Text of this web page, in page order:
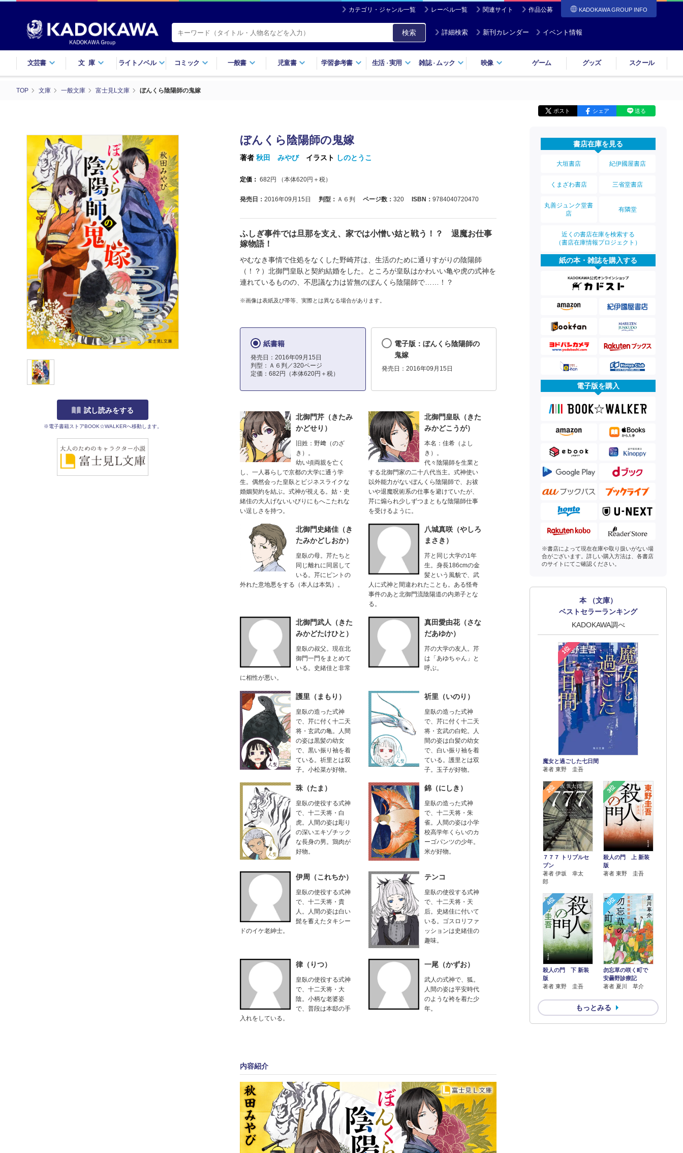
カテゴリ・ジャンル一覧 レーベル一覧 関連サイト 作品公募 KADOKAWA GROUP INFO
検索 詳細検索 新刊カレンダー イベント情報
文芸書 文庫 ライトノベル コミック 一般書 児童書 学習参考書 生活・実用 雑誌・ ムック 映像 ゲーム グッズ スクール
TOP 文庫 一般文庫 富士見L文庫 ぼんくら陰陽師の鬼嫁
ポスト シェア 送る
試し読みをする
※電子書籍ストアBOOK☆WALKERへ移動します。
ぼんくら陰陽師の鬼嫁
著者 秋田 みやび イラスト しのとうこ
定価： 682 円 （本体620円＋税）
発売日： 2016年09月15日 判型： Ａ６判 ページ数： 320 ISBN： 9784040720470
ふしぎ事件では旦那を支え、家では小憎い姑と戦う！？ 退魔お仕事
嫁物語！
やむなき事情で住処をなくした野崎芹は、生活のために通りすがりの陰陽師
（！？）北御門皇臥と契約結婚をした。ところが皇臥はかわいい亀や虎の式神を
連れているものの、不思議な力は皆無のぼんくら陰陽師で……！？
※画像は表紙及び帯等、実際とは異なる場合があります。
紙書籍
発売日：2016年09月15日
判型：Ａ６判／320ページ
定価：682円（本体620円＋税）
電子版：ぼんくら陰陽師の
鬼嫁
発売日：2016年09月15日
北御門芹（きたみ
かどせり）
旧姓：野﨑（のざ
き）。
幼い頃両親を亡く
し、一人暮らしで京都の大学に通う学
生。偶然会った皇臥とビジネスライクな
婚姻契約を結ぶ。式神が視える。姑・史
緒佳の大人げないいびりにもへこたれな
い逞しさを持つ。
北御門皇臥（きた
みかどこうが）
本名：佳希（よし
き）。
代々陰陽師を生業と
する北御門家の二十八代当主。式神使い
以外能力がないぼんくら陰陽師で、お祓
いや退魔呪術系の仕事を避けていたが、
芹に煽られ少しずつまともな陰陽師仕事
を受けるように。
北御門史緒佳（き
たみかどしおか）
皇臥の母。芹たちと
同じ離れに同居して
いる。芹にピントの
外れた意地悪をする（本人は本気）。
八城真咲（やしろ
まさき）
芹と同じ大学の1年
生。身長186cmの金
髪という風貌で、武
人に式神と間違われたことも。ある怪奇
事件のあと北御門流陰陽道の内弟子とな
る。
北御門武人（きた
みかどたけひと）
皇臥の叔父。現在北
御門一門をまとめて
いる。史緒佳と非常
に相性が悪い。
真田愛由花（さな
だあゆか）
芹の大学の友人。芹
は「あゆちゃん」と
呼ぶ。
護里（まもり）
皇臥の造った式神
で、芹に付く十二天
将・玄武の亀。人間
の姿は黒髪の幼女
で、黒い振り袖を着
ている。祈里とは双
子。小松菜が好物。
祈里（いのり）
皇臥の造った式神
で、芹に付く十二天
将・玄武の白蛇。人
間の姿は白髪の幼女
で、白い振り袖を着
ている。護里とは双
子。玉子が好物。
珠（たま）
皇臥の使役する式神
で、十二天将・白
虎。人間の姿は彫り
の深いエキゾチック
な長身の男。鶏肉が
好物。
錦（にしき）
皇臥の造った式神
で、十二天将・朱
雀。人間の姿は小学
校高学年くらいのカ
ーゴパンツの少年。
米が好物。
伊周（これちか）
皇臥の使役する式神
で、十二天将・貴
人。人間の姿は白い
髭を蓄えたタキシー
ドのイケ老紳士。
テンコ
皇臥の使役する式神
で、十二天将・天
后。史緒佳に付いて
いる。ゴスロリファ
ッションは史緒佳の
趣味。
律（りつ）
皇臥の使役する式神
で、十二天将・大
陰。小柄な老婆姿
で、普段は本邸の手
入れをしている。
一尾（かずお）
武人の式神で、狐。
人間の姿は平安時代
のような袴を着た少
年。
内容紹介
書店在庫を見る
大垣書店 紀伊國屋書店
くまざわ書店 三省堂書店
丸善ジュンク堂書
店
有隣堂
近くの書店在庫を検索する
（書店在庫情報プロジェクト）
紙の本・雑誌を購入する
電子版を購入
※書店によって現在在庫や取り扱いがない場
合がございます。詳しい購入方法は、各書店
のサイトにてご確認ください。
本 （文庫）
ベストセラーランキング
KADOKAWA調べ
1位
魔女と過ごした七日間
著者 東野 圭吾
2位
７７７ トリプルセ
ブン
著者 伊坂 幸太
郎
3位
殺人の門 上 新装
版
著者 東野 圭吾
4位
殺人の門 下 新装
版
著者 東野 圭吾
5位
勿忘草の咲く町で
安曇野診療記
著者 夏川 草介
もっとみる